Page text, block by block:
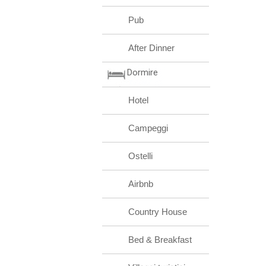
Pub
After Dinner
Dormire
Hotel
Campeggi
Ostelli
Airbnb
Country House
Bed & Breakfast